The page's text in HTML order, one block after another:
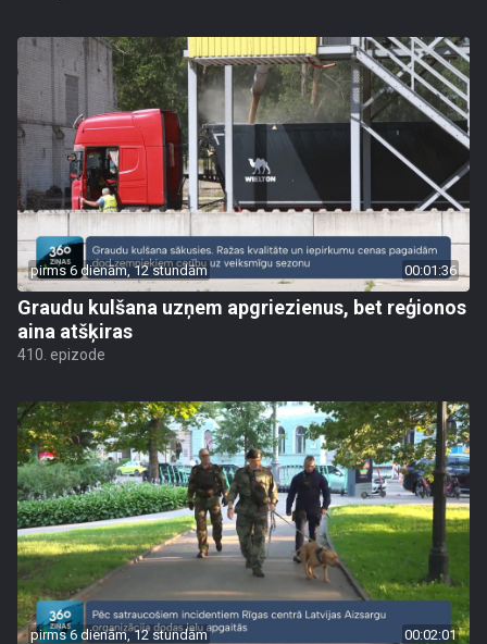
pirms 6 dienām, 12 stundām 00:01:36
Graudu kulšana uzņem apgriezienus, bet reģionos
aina atšķiras
410. epizode
pirms 6 dienām, 12 stundām 00:02:01